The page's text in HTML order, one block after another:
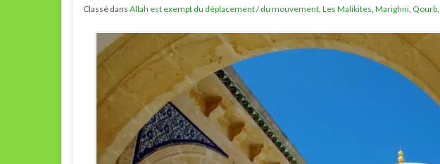
Classé dans Allah est exempt du déplacement / du mouvement, Les Malikites, Marighni, Qourb,